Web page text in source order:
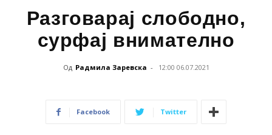
Разговарај слободно,
сурфај внимателно
Од Радмила Заревска - 12:00 06.07.2021
Facebook Twitter